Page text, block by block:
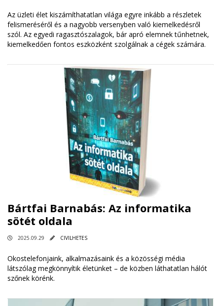
Az üzleti élet kiszámíthatatlan világa egyre inkább a részletek
felismeréséről és a nagyobb versenyben való kiemelkedésről
szól. Az egyedi ragasztószalagok, bár apró elemnek tűnhetnek,
kiemelkedően fontos eszközként szolgálnak a cégek számára.
Bártfai Barnabás: Az informatika
sötét oldala
2025.09.29 CIVILHETES
Okostelefonjaink, alkalmazásaink és a közösségi média
látszólag megkönnyítik életünket – de közben láthatatlan hálót
szőnek körénk.